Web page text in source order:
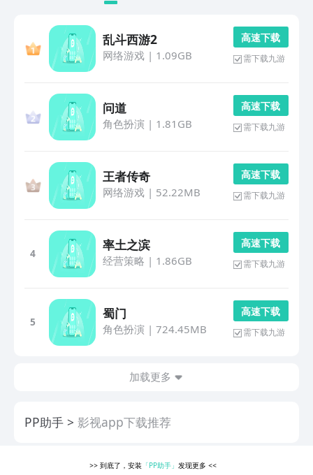
乱斗西游2
网络游戏| 1.09GB
高 速 下 载
需下载九游
问道
角色扮演 | 1.81GB
高 速 下 载
需下载九游
王者传奇
网络游戏| 52.22MB
高 速 下 载
需下载九游
4
率土之滨
经营策略 | 1.86GB
高 速 下 载
需下载九游
5
蜀门
角色扮演 | 724.45MB
高 速 下 载
需下载九游
加载更多
PP助手 影视app下载推荐
>> 到底了，安装 「PP助手」 发现更多<<